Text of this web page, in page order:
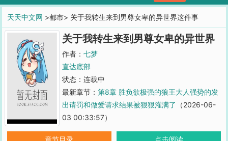
天天中文网 >都市> 关于我转生来到男尊女卑的异世界这件事
关于我转生来到男尊女卑的异世界
这件事
作者： 七梦
直达底部
状态：连载中
最新章节： 第8章 胜负欲极强的狼王大人强势的发
出请罚和做爱请求结果被狠狠灌满了
（2026-06-
03 00:33:57）
章节目录 点击阅读